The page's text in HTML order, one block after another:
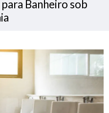
Banheiro sob